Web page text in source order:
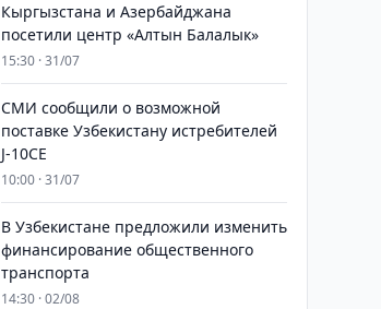
Кыргызстана и Азербайджана
посетили центр «Алтын Балалык»
15:30 · 31/07
СМИ сообщили о возможной
поставке Узбекистану истребителей
J-10CE
10:00 · 31/07
В Узбекистане предложили изменить
финансирование общественного
транспорта
14:30 · 02/08